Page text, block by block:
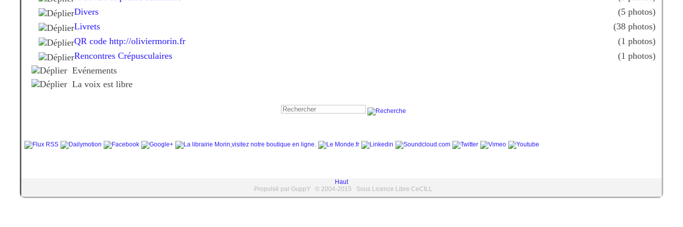
Divers
(5 photos)
Livrets
(38 photos)
QR code http://oliviermorin.fr
(1 photos)
Rencontres Crépusculaires
(1 photos)
Evénements
La voix est libre
Haut
Propulsé par GuppY
© 2004-2015 Sous Licence Libre CeCILL